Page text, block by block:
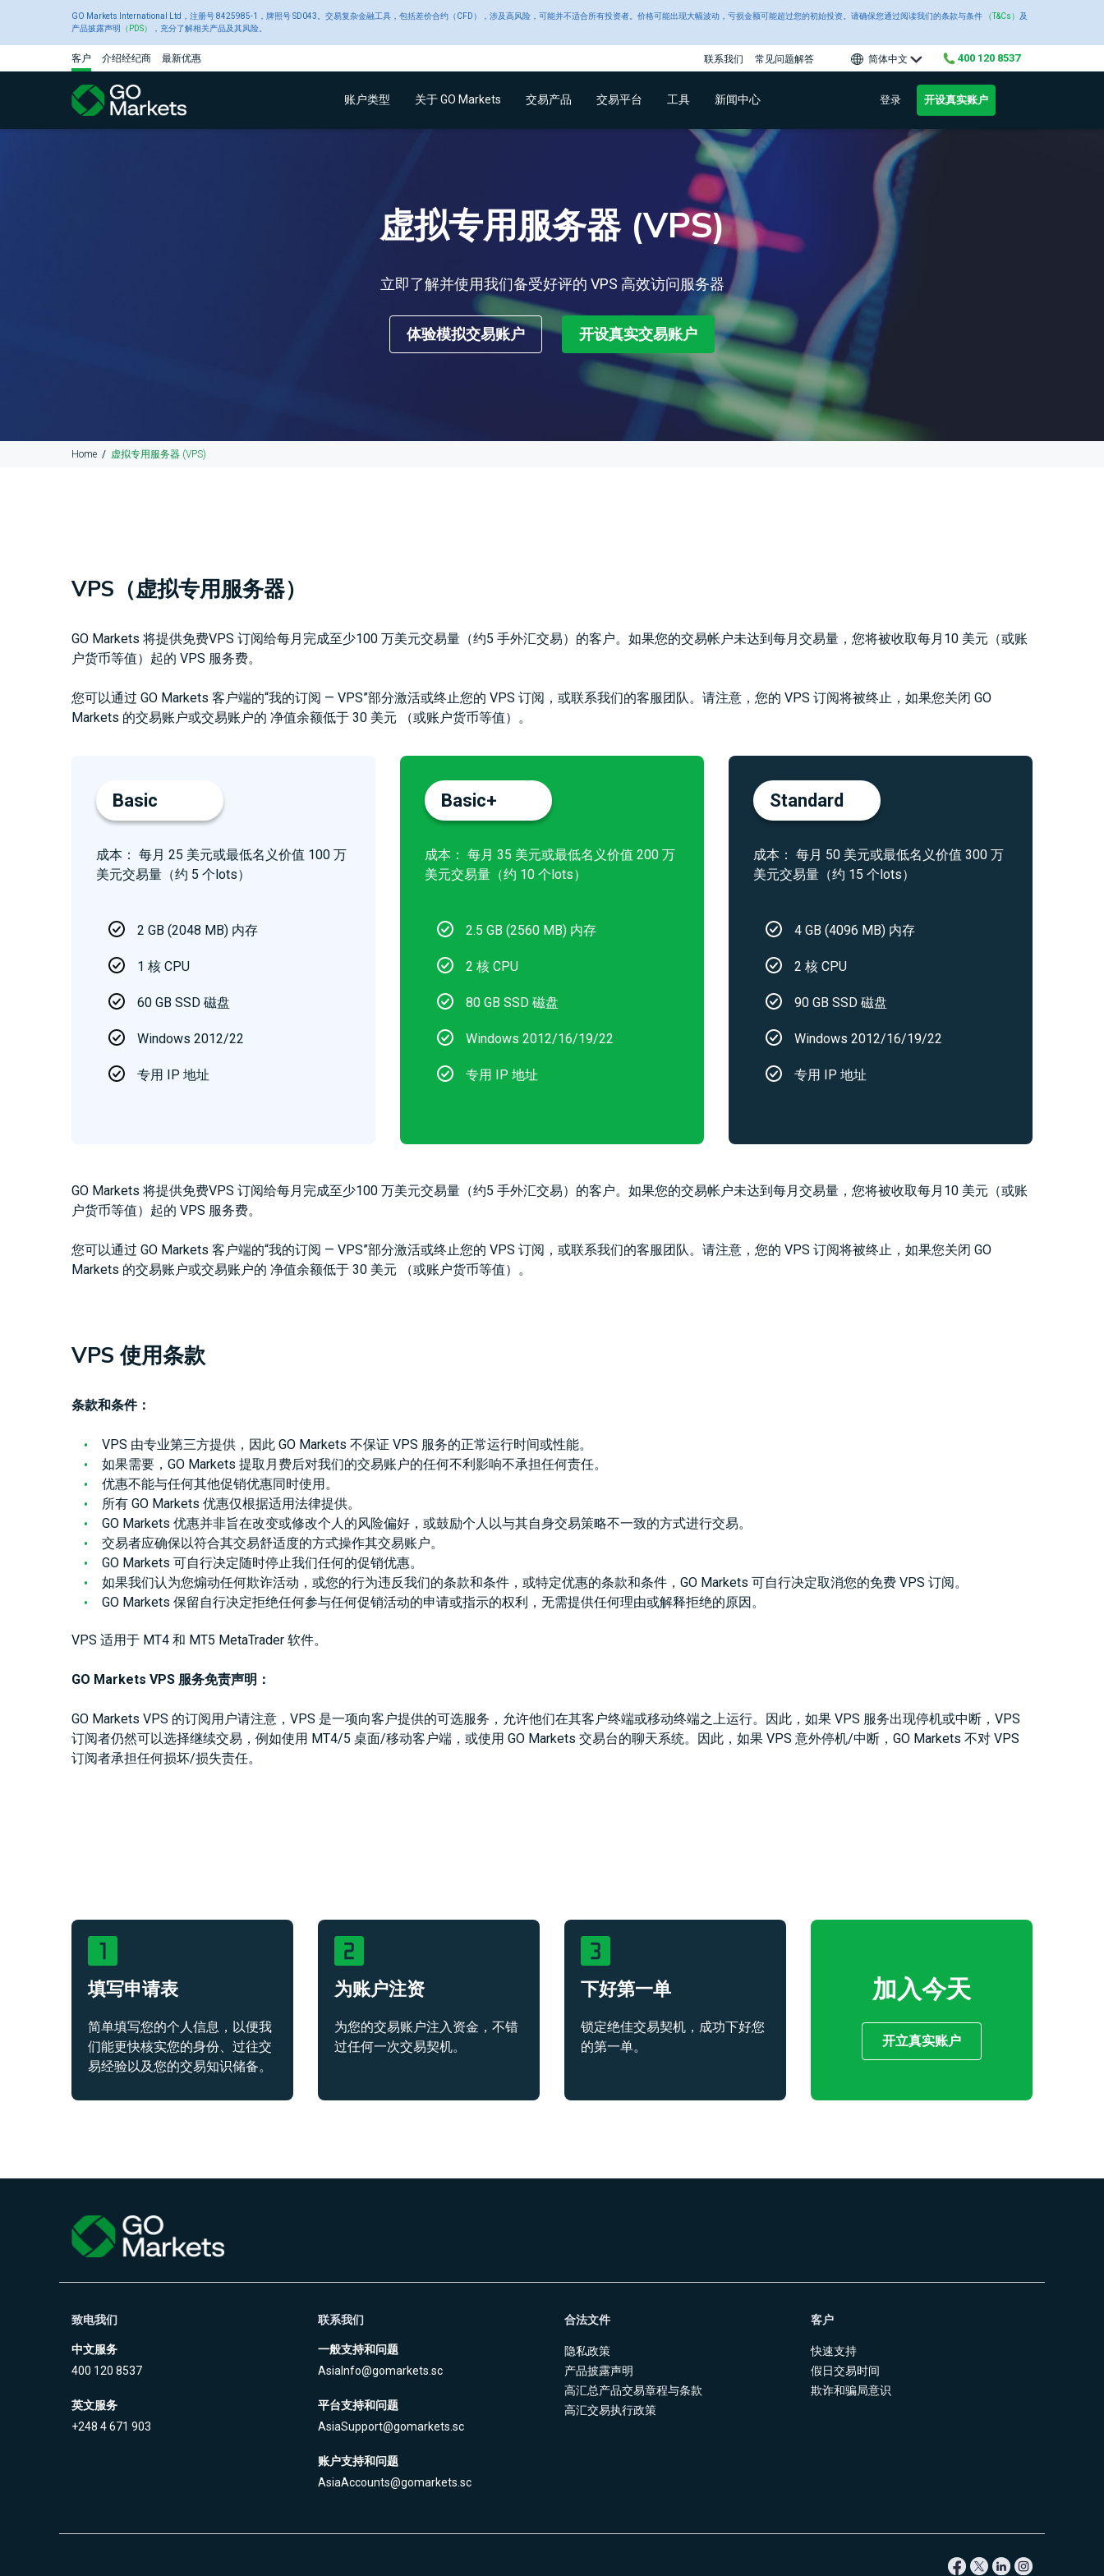
GO Markets International Ltd，注册号 8425985-1，牌照号 SD043。交易复杂金融工具，包括差价合约（CFD），涉及高风险，可能并不适合所有投资者。价格可能出现大幅波动，亏损金额可能超过您的初始投资。请确保您通过阅读我们的条款与条件 （T&Cs） 及
产品披露声明 （PDS） ，充分了解相关产品及其风险。
客户 介绍经纪商 最新优惠 联系我们 常见问题解答 简体中文 400 120 8537
账户类型 关于 GO Markets 交易产品 交易平台 工具 新闻中心 登录 开设真实账户
虚拟专用服务器 (VPS)
立即了解并使用我们备受好评的 VPS 高效访问服务器
体验模拟交易账户 开设真实交易账户
Home 虚拟专用服务器 (VPS)
VPS（虚拟专用服务器）
GO Markets 将提供免费VPS 订阅给每月完成至少100 万美元交易量（约5 手外汇交易）的客户。如果您的交易帐户未达到每月交易量，您将被收取每月10 美元（或账
户货币等值）起的 VPS 服务费。
您可以通过 GO Markets 客户端的“我的订阅 — VPS”部分激活或终止您的 VPS 订阅，或联系我们的客服团队。请注意，您的 VPS 订阅将被终止，如果您关闭 GO
Markets 的交易账户或交易账户的 净值余额低于 30 美元 （或账户货币等值）。
Basic
成本： 每月 25 美元或最低名义价值 100 万
美元交易量（约 5 个lots）
2 GB (2048 MB) 内存
1 核 CPU
60 GB SSD 磁盘
Windows 2012/22
专用 IP 地址
Basic+
成本： 每月 35 美元或最低名义价值 200 万
美元交易量（约 10 个lots）
2.5 GB (2560 MB) 内存
2 核 CPU
80 GB SSD 磁盘
Windows 2012/16/19/22
专用 IP 地址
Standard
成本： 每月 50 美元或最低名义价值 300 万
美元交易量（约 15 个lots）
4 GB (4096 MB) 内存
2 核 CPU
90 GB SSD 磁盘
Windows 2012/16/19/22
专用 IP 地址
GO Markets 将提供免费VPS 订阅给每月完成至少100 万美元交易量（约5 手外汇交易）的客户。如果您的交易帐户未达到每月交易量，您将被收取每月10 美元（或账
户货币等值）起的 VPS 服务费。
您可以通过 GO Markets 客户端的“我的订阅 — VPS”部分激活或终止您的 VPS 订阅，或联系我们的客服团队。请注意，您的 VPS 订阅将被终止，如果您关闭 GO
Markets 的交易账户或交易账户的 净值余额低于 30 美元 （或账户货币等值）。
VPS 使用条款
条款和条件：
VPS 由专业第三方提供，因此 GO Markets 不保证 VPS 服务的正常运行时间或性能。
如果需要，GO Markets 提取月费后对我们的交易账户的任何不利影响不承担任何责任。
优惠不能与任何其他促销优惠同时使用。
所有 GO Markets 优惠仅根据适用法律提供。
GO Markets 优惠并非旨在改变或修改个人的风险偏好，或鼓励个人以与其自身交易策略不一致的方式进行交易。
交易者应确保以符合其交易舒适度的方式操作其交易账户。
GO Markets 可自行决定随时停止我们任何的促销优惠。
如果我们认为您煽动任何欺诈活动，或您的行为违反我们的条款和条件，或特定优惠的条款和条件，GO Markets 可自行决定取消您的免费 VPS 订阅。
GO Markets 保留自行决定拒绝任何参与任何促销活动的申请或指示的权利，无需提供任何理由或解释拒绝的原因。
VPS 适用于 MT4 和 MT5 MetaTrader 软件。
GO Markets VPS 服务免责声明：
GO Markets VPS 的订阅用户请注意，VPS 是一项向客户提供的可选服务，允许他们在其客户终端或移动终端之上运行。因此，如果 VPS 服务出现停机或中断，VPS
订阅者仍然可以选择继续交易，例如使用 MT4/5 桌面/移动客户端，或使用 GO Markets 交易台的聊天系统。因此，如果 VPS 意外停机/中断，GO Markets 不对 VPS
订阅者承担任何损坏/损失责任。
填写申请表
简单填写您的个人信息，以便我
们能更快核实您的身份、过往交
易经验以及您的交易知识储备。
为账户注资
为您的交易账户注入资金，不错
过任何一次交易契机。
下好第一单
锁定绝佳交易契机，成功下好您
的第一单。
加入今天
开立真实账户
致电我们
中文服务
400 120 8537
英文服务
+248 4 671 903
联系我们
一般支持和问题
AsiaInfo@gomarkets.sc
平台支持和问题
AsiaSupport@gomarkets.sc
账户支持和问题
AsiaAccounts@gomarkets.sc
合法文件
隐私政策
产品披露声明
高汇总产品交易章程与条款
高汇交易执行政策
客户
快速支持
假日交易时间
欺诈和骗局意识